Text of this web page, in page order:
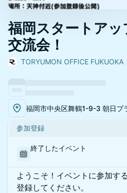
福岡スタートア
交流会！
TORYUMON OFFICE FUKUOKA
福岡市中央区舞鶴1-9-3 朝日プ
参加登録
終了したイベント
ようこそ！イベントに参加す
登録してください。